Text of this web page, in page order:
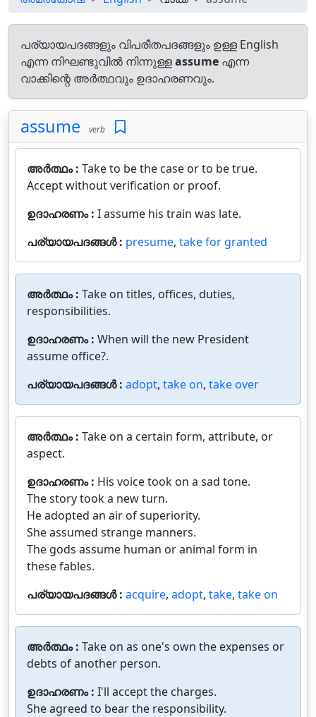
പര്യായപദങ്ങളും വിപരീതപദങ്ങളും ഉള്ള English
എന്ന നിഘണ്ടുവിൽ നിന്നുള്ളassume എന്ന
വാക്കിന്റെ അർത്ഥവും ഉദാഹരണവും.
assume verb
അർത്ഥം : Take to be the case or to be true.
Accept without verification or proof.
ഉദാഹരണം : I assume his train was late.
പര്യായപദങ്ങൾ : presume, take for granted
അർത്ഥം : Take on titles, offices, duties,
responsibilities.
ഉദാഹരണം : When will the new President
assume office?.
പര്യായപദങ്ങൾ : adopt, take on, take over
അർത്ഥം : Take on a certain form, attribute, or
aspect.
ഉദാഹരണം : His voice took on a sad tone.
The story took a new turn.
He adopted an air of superiority.
She assumed strange manners.
The gods assume human or animal form in
these fables.
പര്യായപദങ്ങൾ : acquire, adopt, take, take on
അർത്ഥം : Take on as one's own the expenses or
debts of another person.
ഉദാഹരണം : I'll accept the charges.
She agreed to bear the responsibility.